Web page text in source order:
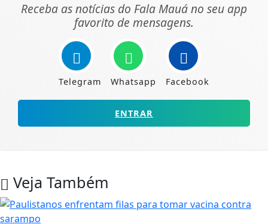
Receba as notícias do Fala Mauá no seu app
favorito de mensagens.
Telegram Whatsapp Facebook
ENTRAR
Veja Também